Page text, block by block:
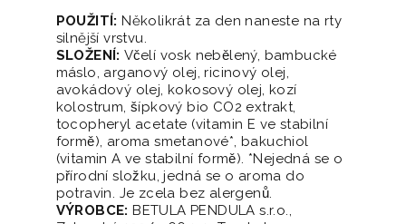
POUŽITÍ:Několikrát za den naneste na rty
silnější vrstvu.
SLOŽENÍ:Včelí vosk nebělený, bambucké
máslo, arganový olej, ricinový olej,
avokádový olej, kokosový olej, kozí
kolostrum, šípkový bio CO2 extrakt,
tocopheryl acetate (vitamin E ve stabilní
formě), aroma smetanové*, bakuchiol
(vitamin A ve stabilní formě). *Nejedná se o
přírodní složku, jedná se o aroma do
potravin. Je zcela bez alergenů.
VÝROBCE:BETULA PENDULA s.r.o.,